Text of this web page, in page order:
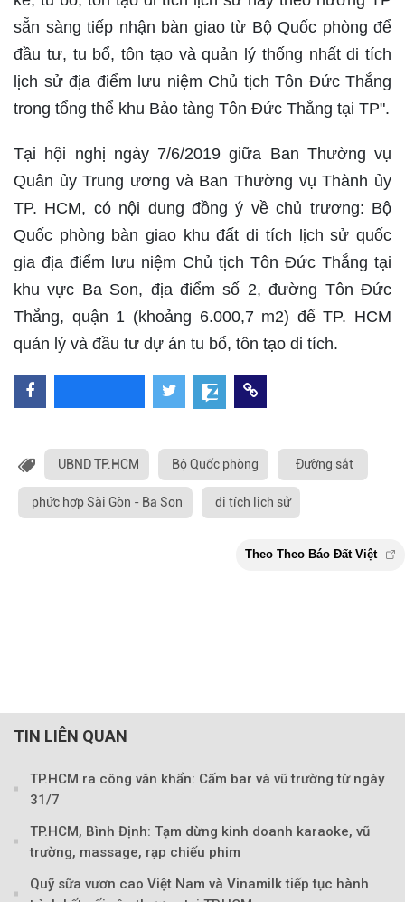
sẵn sàng tiếp nhận bàn giao từ Bộ Quốc phòng để
đầu tư, tu bổ, tôn tạo và quản lý thống nhất di tích
lịch sử địa điểm lưu niệm Chủ tịch Tôn Đức Thắng
trong tổng thể khu Bảo tàng Tôn Đức Thắng tại TP".
Tại hội nghị ngày 7/6/2019 giữa Ban Thường vụ
Quân ủy Trung ương và Ban Thường vụ Thành ủy
TP. HCM, có nội dung đồng ý về chủ trương: Bộ
Quốc phòng bàn giao khu đất di tích lịch sử quốc
gia địa điểm lưu niệm Chủ tịch Tôn Đức Thắng tại
khu vực Ba Son, địa điểm số 2, đường Tôn Đức
Thắng, quận 1 (khoảng 6.000,7 m2) để TP. HCM
quản lý và đầu tư dự án tu bổ, tôn tạo di tích.
UBND TP.HCM Bộ Quốc phòng Đường sắt
phức hợp Sài Gòn - Ba Son di tích lịch sử
Theo Theo Báo Đất
TIN LIÊN QUAN
TP.HCM ra công văn khẩn: Cấm bar và vũ trường từ ngày
31/7
TP.HCM, Bình Định: Tạm dừng kinh doanh karaoke, vũ
trường, massage, rạp chiếu phim
Quỹ sữa vươn cao Việt Nam và Vinamilk tiếp tục hành